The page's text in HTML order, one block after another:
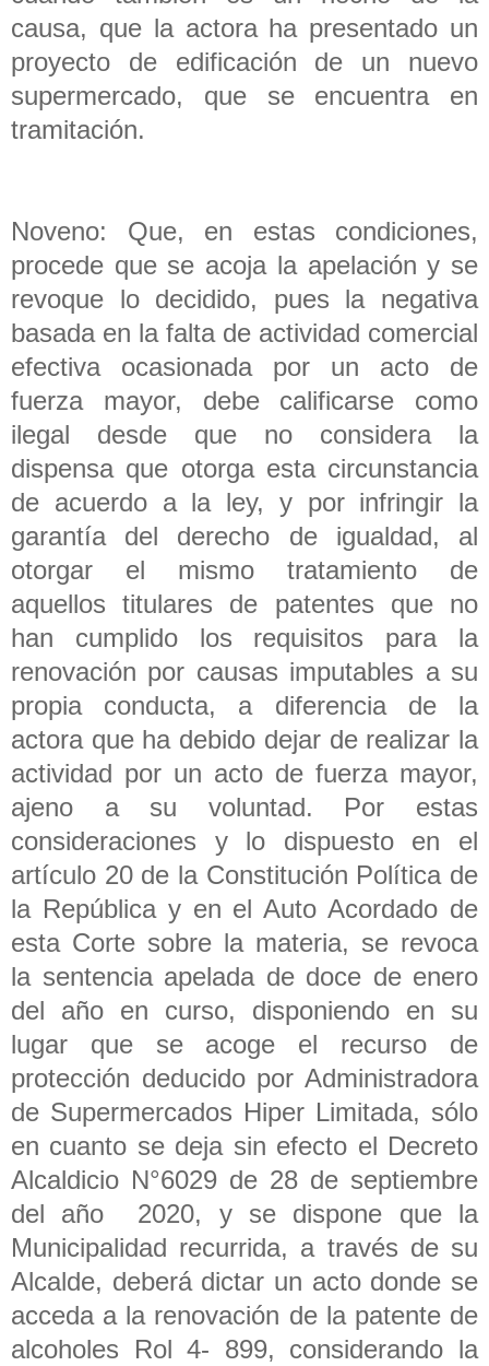
causa, que la actora ha presentado un
proyecto de edificación de un nuevo
supermercado, que se encuentra en
tramitación.
Noveno: Que, en estas condiciones,
procede que se acoja la apelación y se
revoque lo decidido, pues la negativa
basada en la falta de actividad comercial
efectiva ocasionada por un acto de
fuerza mayor, debe calificarse como
ilegal desde que no considera la
dispensa que otorga esta circunstancia
de acuerdo a la ley, y por infringir la
garantía del derecho de igualdad, al
otorgar el mismo tratamiento de
aquellos titulares de patentes que no
han cumplido los requisitos para la
renovación por causas imputables a su
propia conducta, a diferencia de la
actora que ha debido dejar de realizar la
actividad por un acto de fuerza mayor,
ajeno a su voluntad. Por estas
consideraciones y lo dispuesto en el
artículo 20 de la Constitución Política de
la República y en el Auto Acordado de
esta Corte sobre la materia, se revoca
la sentencia apelada de doce de enero
del año en curso, disponiendo en su
lugar que se acoge el recurso de
protección deducido por Administradora
de Supermercados Hiper Limitada, sólo
en cuanto se deja sin efecto el Decreto
Alcaldicio N°6029 de 28 de septiembre
del año 2020, y se dispone que la
Municipalidad recurrida, a través de su
Alcalde, deberá dictar un acto donde se
acceda a la renovación de la patente de
alcoholes Rol 4- 899, considerando la